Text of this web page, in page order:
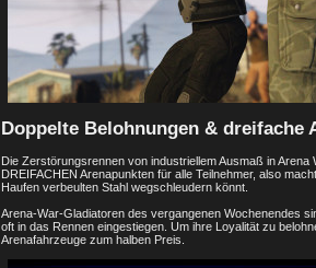
Doppelte Belohnungen & dreifache
Die Zerstörungsrennen von industriellem Ausmaß in
DREIFACHEN Arenapunkten für alle Teilnehmer, also
Haufen verbeulten Stahl wegschleudern könnt.
Arena-War-Gladiatoren des vergangenen Wochenendes
oft in das Rennen eingestiegen. Um ihre Loyalität zu
Arenafahrzeuge zum halben Preis.